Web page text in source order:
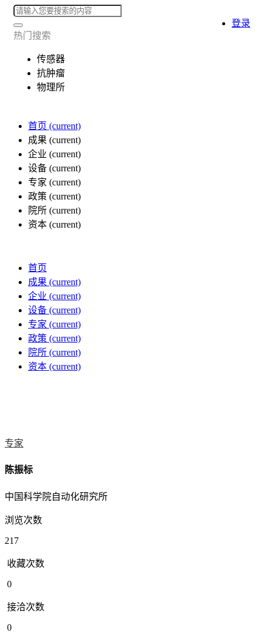
热门搜索
传感器
抗肿瘤
物理所
首页 (current)
成果 (current)
企业 (current)
设备 (current)
专家 (current)
政策 (current)
院所 (current)
资本 (current)
登录
首页
成果 (current)
企业 (current)
设备 (current)
专家 (current)
政策 (current)
院所 (current)
资本 (current)
专家
陈振标
中国科学院自动化研究所
浏览次数
217
收藏次数
0
接洽次数
0